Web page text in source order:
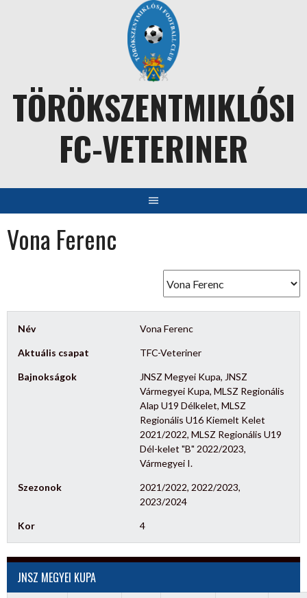
TÖRÖKSZENTMIKLÓSI
FC-VETERINER
Vona Ferenc
Név Vona Ferenc
Aktuális csapat TFC-Veteriner
Bajnokságok
JNSZ Megyei Kupa, JNSZ
Vármegyei Kupa, MLSZ Regionális
Alap U19 Délkelet, MLSZ
Regionális U16 Kiemelt Kelet
2021/2022, MLSZ Regionális U19
Dél-kelet "B" 2022/2023,
Vármegyei I.
Szezonok
2021/2022, 2022/2023,
2023/2024
Kor 4
JNSZ MEGYEI KUPA